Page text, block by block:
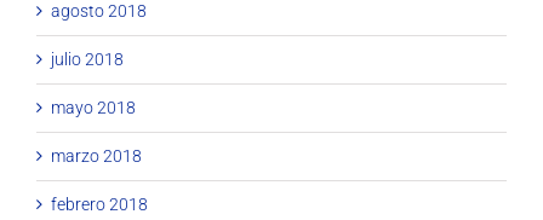
agosto 2018
julio 2018
mayo 2018
marzo 2018
febrero 2018